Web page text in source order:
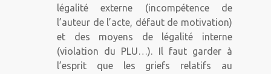
légalité externe (incompétence de
l’auteur de l’acte, défaut de motivation)
et des moyens de légalité interne
(violation du PLU…). Il faut garder à
l’esprit que les griefs relatifs au